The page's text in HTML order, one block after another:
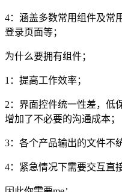
4：涵盖多数常用组件及常
登录页面等；
为什么要拥有组件；
1：提高工作效率；
2：界面控件统一性差，低
增加了不必要的沟通成本；
3：各个产品输出的文件不
4：紧急情况下需要交互直